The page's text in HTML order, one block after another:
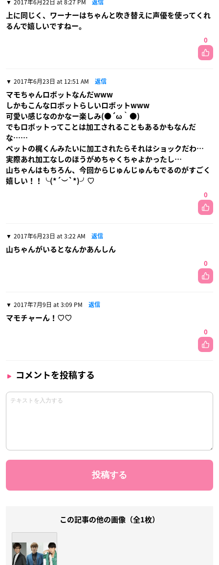
2017年6月22日 at 8:27 PM 返信
上に同じく、ワーナーはちゃんと吹き替えに声優を使ってくれ
るんで嬉しいですねー。
0
2017年6月23日 at 12:51 AM 返信
マモちゃんロボットなんだwww
しかもこんなロボットらしいロボットwww
可愛い感じなのかなー楽しみ(●´ω｀●)
でもロボットってことは加工されることもあるかもなんだ
な……
ペットの梶くんみたいに加工されたらそれはショックだわ…
実際あれ加工なしのほうがめちゃくちゃよかったし…
山ちゃんはもちろん、今回からじゅんじゅんもでるのがすごく
嬉しい！！╰(*´︶`*)╯♡
0
2017年6月23日 at 3:22 AM 返信
山ちゃんがいるとなんかあんしん
0
2017年7月9日 at 3:09 PM 返信
マモチャーん！♡♡
0
コメントを投稿する
この記事の他の画像（全1枚）